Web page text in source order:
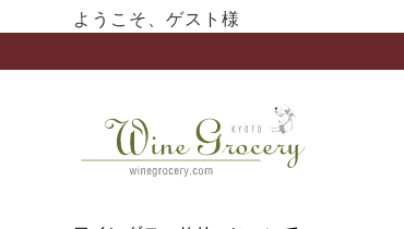
ようこそ、ゲスト様